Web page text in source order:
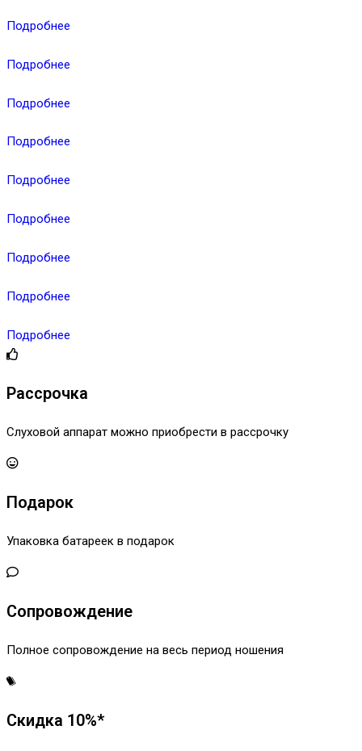
Подробнее
Подробнее
Подробнее
Подробнее
Подробнее
Подробнее
Подробнее
Подробнее
Подробнее
Рассрочка
Слуховой аппарат можно приобрести в рассрочку
Подарок
Упаковка батареек в подарок
Сопровождение
Полное сопровождение на весь период ношения
Скидка 10%*